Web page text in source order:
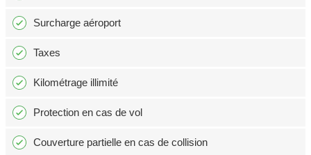
Surcharge aéroport
Taxes
Kilométrage illimité
Protection en cas de vol
Couverture partielle en cas de collision